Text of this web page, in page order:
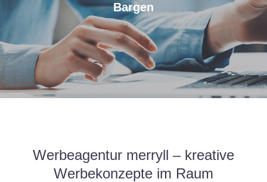
Bargen
Werbeagentur merryll – kreative
Werbekonzepte im Raum